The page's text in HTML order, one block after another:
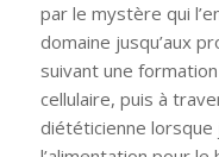
par le mystère qui
domaine jusqu’aux
suivant une
cellulaire, puis à
diététicienne lorsque